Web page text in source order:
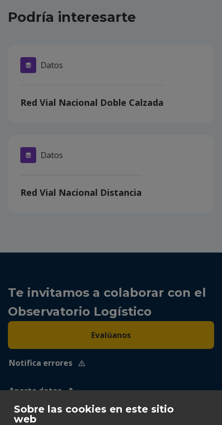
Sobre las cookies en este sitio
web
Podría interesarte
Datos
Red Vial Nacional Doble Calzada
Datos
Red Vial Nacional Distancia
Te invitamos a colaborar con el
Observatorio Logístico
Evalúanos
Notifica errores
Aporta datos